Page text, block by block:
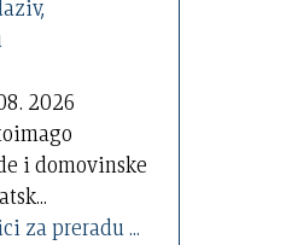
2026
i domovinske
za preradu ...